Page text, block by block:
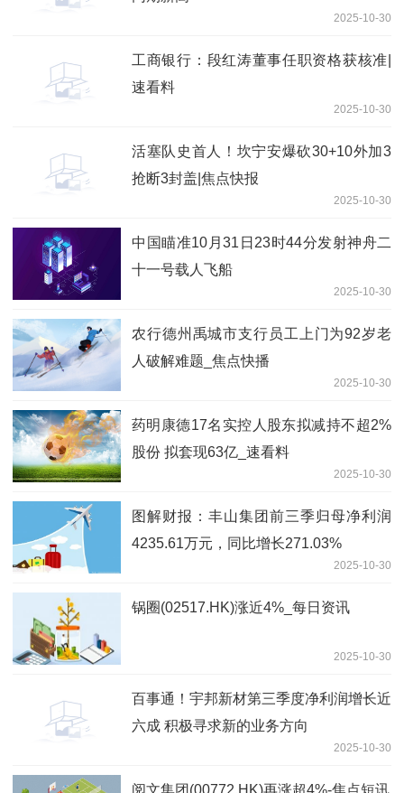
2025-10-30
工商银行：段红涛董事任职资格获核准|
速看料
2025-10-30
活塞队史首人！坎宁安爆砍30+10外加3
抢断3封盖|焦点快报
2025-10-30
中国瞄准10月31日23时44分发射神舟二
十一号载人飞船
2025-10-30
农行德州禹城市支行员工上门为92岁老
人破解难题_焦点快播
2025-10-30
药明康德17名实控人股东拟减持不超2%
股份 拟套现63亿_速看料
2025-10-30
图解财报：丰山集团前三季归母净利润
4235.61万元，同比增长271.03%
2025-10-30
锅圈(02517.HK)涨近4%_每日资讯
2025-10-30
百事通！宇邦新材第三季度净利润增长近
六成 积极寻求新的业务方向
2025-10-30
阅文集团(00772.HK)再涨超4%-焦点短讯